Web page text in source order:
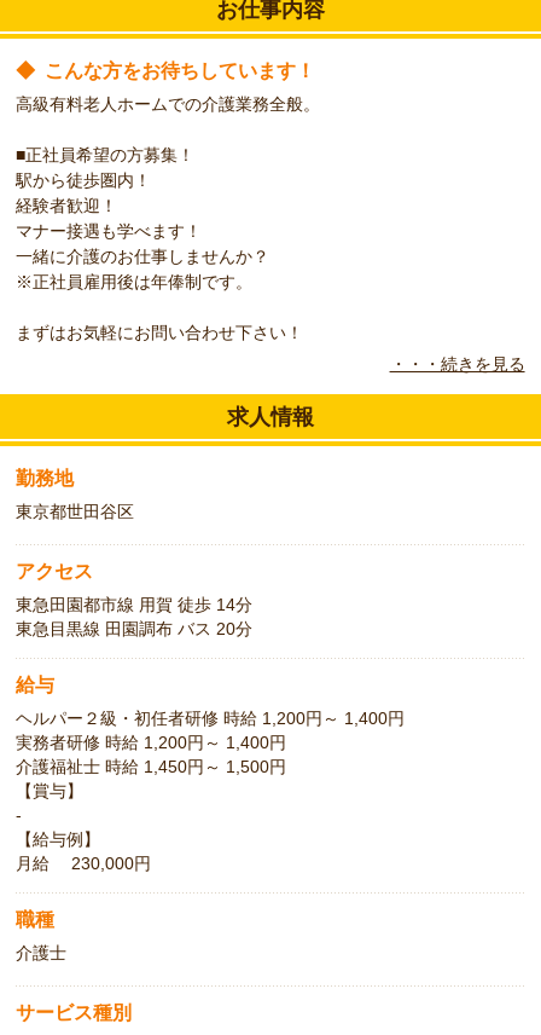
お仕事内容
◆ こんな方をお待ちしています！
高級有料老人ホームでの介護業務全般。
■正社員希望の方募集！
駅から徒歩圏内！
経験者歓迎！
マナー接遇も学べます！
一緒に介護のお仕事しませんか？
※正社員雇用後は年俸制です。
まずはお気軽にお問い合わせ下さい！
敷地内に桜の木がたくさんあり、
四季の移ろいを感じられる施設です。
ただ介護を行うだけでなく、
利用者様が楽しく生活ができるよう、様々な行事を催しています。
あなたも利用者様と楽しい日々を送りながら、
介護スキルを磨いていきませんか？
・・・続きを見る
求人情報
勤務地
東京都世田谷区
アクセス
東急田園都市線 用賀 徒歩 14分
東急目黒線 田園調布 バス 20分
給与
ヘルパー２級・初任者研修 時給 1,200円～ 1,400円
実務者研修 時給 1,200円～ 1,400円
介護福祉士 時給 1,450円～ 1,500円
【賞与】
-
【給与例】
月給 230,000円
職種
介護士
サービス種別